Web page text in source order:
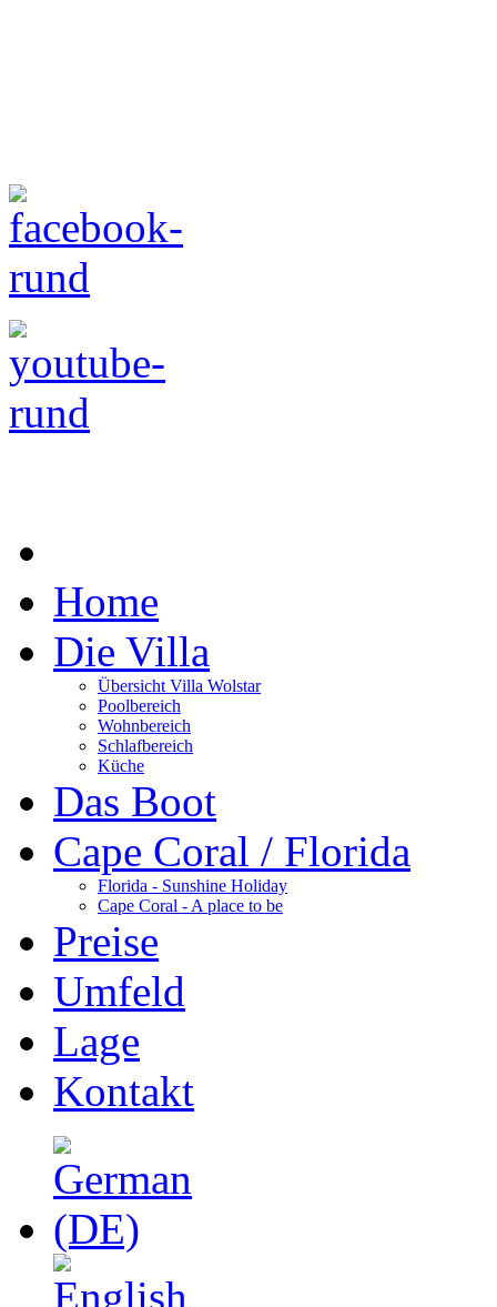
Home
Die Villa
Übersicht Villa Wolstar
Poolbereich
Wohnbereich
Schlafbereich
Küche
Das Boot
Cape Coral / Florida
Florida - Sunshine Holiday
Cape Coral - A place to be
Preise
Umfeld
Lage
Kontakt